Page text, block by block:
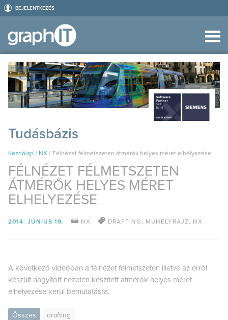
BEJELENTKEZÉS
Tudásbázis
Kezdőlap / NX / Félnézet félmetszeten átmérők helyes méret elhelyezése
FÉLNÉZET FÉLMETSZETEN
ÁTMÉRŐK HELYES MÉRET
ELHELYEZÉSE
2014. JÚNIUS 19. NX DRAFTING , MŰHELYRAJZ, NX
A következő videóban a félnézet félmetszeten illetve az erről
készült nagyított nézeten készített átmérők helyes méret
elhelyezése kerül bemutatásra.
Összes drafting